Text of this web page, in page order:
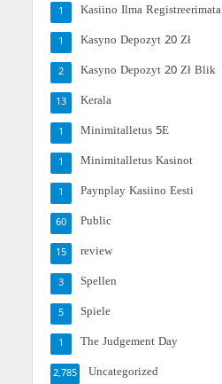
Kasiino Ilma Registreerimata
1
Kasyno Depozyt 20 Zł
1
Kasyno Depozyt 20 Zł Blik
2
Kerala
13
Minimitalletus 5E
1
Minimitalletus Kasinot
1
Paynplay Kasiino Eesti
1
Public
60
review
15
Spellen
3
Spiele
5
The Judgement Day
1
Uncategorized
2,785